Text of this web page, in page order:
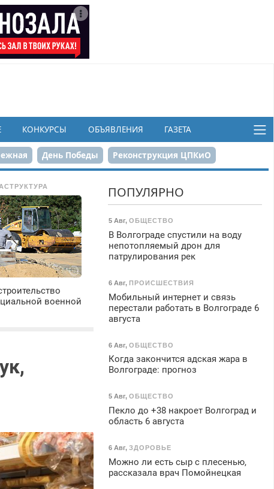
КОНКУРСЫ ОБЪЯВЛЕНИЯ ГАЗЕТА
День Победы Реконструкция ЦПКиО
военной
ПОПУЛЯРНО
5 Авг, ОБЩЕСТВО
В Волгограде спустили на воду
непотопляемый дрон для
патрулирования рек
6 Авг, ПРОИСШЕСТВИЯ
Мобильный интернет и связь
перестали работать в Волгограде 6
августа
6 Авг, ОБЩЕСТВО
Когда закончится адская жара в
Волгограде: прогноз
5 Авг, ОБЩЕСТВО
Пекло до +38 накроет Волгоград и
область 6 августа
6 Авг, ЗДОРОВЬЕ
Можно ли есть сыр с плесенью,
рассказала врач Помойнецкая